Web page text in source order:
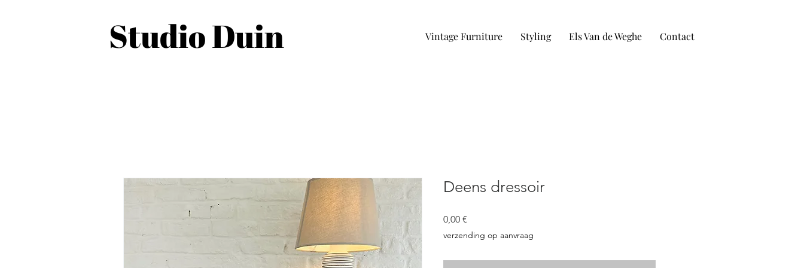
Vintage Furniture Styling Els Van de Weghe Contact
Studio Duin
Deens dressoir
0,00 €
verzending op aanvraag